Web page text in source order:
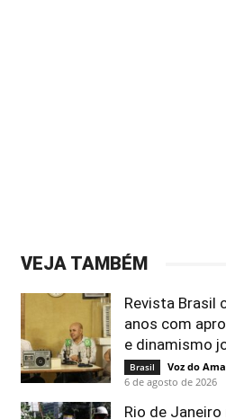
VEJA TAMBÉM
Revista Brasil
anos com
e dinamismo
Brasil Voz do
6 de agosto de 2026
Rio de